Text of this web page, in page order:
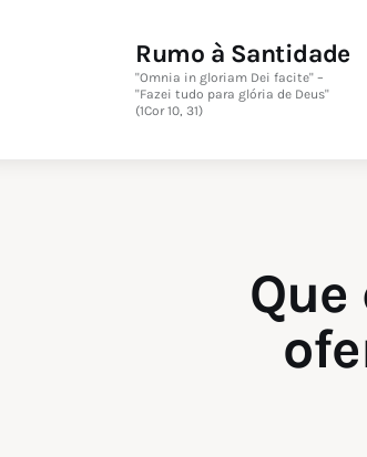
Rumo à Santidade
"Omnia in gloriam Dei facite" –
"Fazei tudo para glória de Deus"
(1Cor 10, 31)